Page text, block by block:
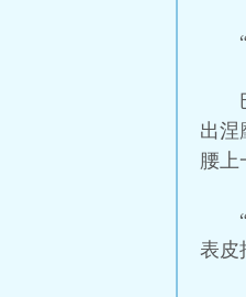
出涅
腰上
表皮